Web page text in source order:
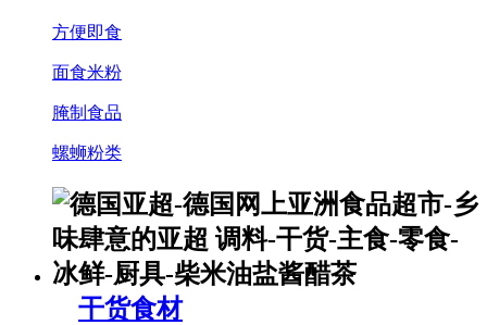
方便即食
面食米粉
腌制食品
螺蛳粉类
干货食材